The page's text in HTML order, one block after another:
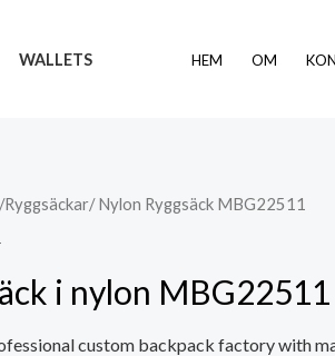
WALLETS HEM OM
/Ryggsäckar/ Nylon Ryggsäck MBG22511
i nylon MBG22511
custom backpack factory with